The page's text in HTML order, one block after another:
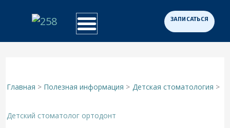
Главная Полезная информация Детская стоматология
Детский стоматолог ортодонт